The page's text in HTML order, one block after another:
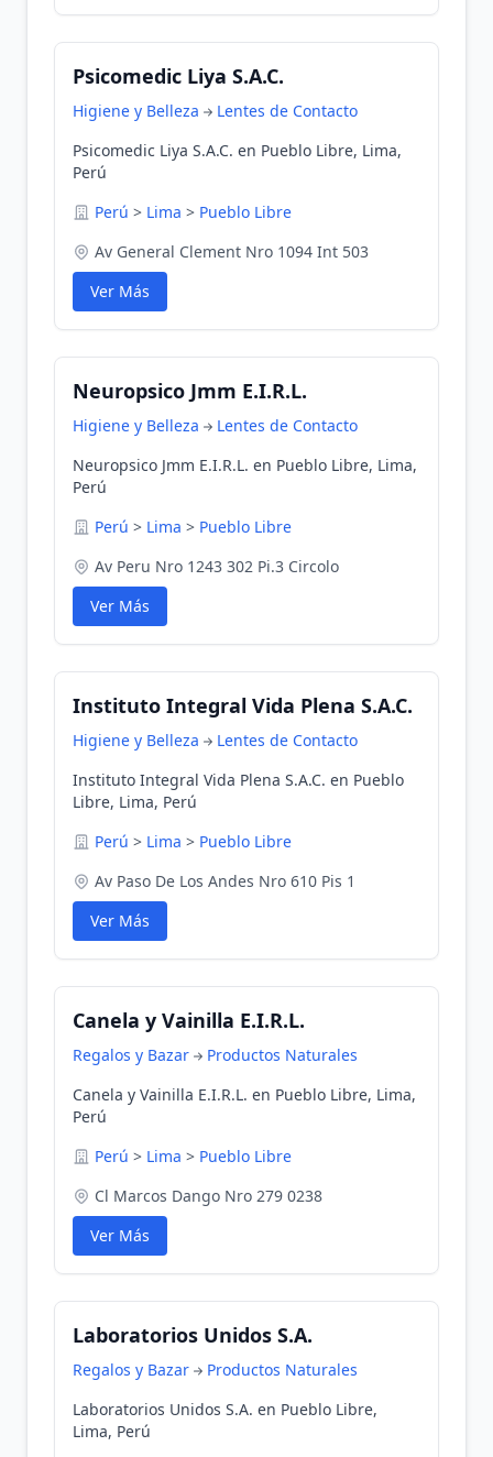
Psicomedic Liya S.A.C.
Higiene y Belleza
Lentes de Contacto
Psicomedic Liya S.A.C. en Pueblo Libre, Lima,
Perú
Perú > Lima > Pueblo Libre
Av General Clement Nro 1094 Int 503
Ver Más
Neuropsico Jmm E.I.R.L.
Higiene y Belleza
Lentes de Contacto
Neuropsico Jmm E.I.R.L. en Pueblo Libre, Lima,
Perú
Perú > Lima > Pueblo Libre
Av Peru Nro 1243 302 Pi.3 Circolo
Ver Más
Instituto Integral Vida Plena S.A.C.
Higiene y Belleza
Lentes de Contacto
Instituto Integral Vida Plena S.A.C. en Pueblo
Libre, Lima, Perú
Perú > Lima > Pueblo Libre
Av Paso De Los Andes Nro 610 Pis 1
Ver Más
Canela y Vainilla E.I.R.L.
Regalos y Bazar
Productos Naturales
Canela y Vainilla E.I.R.L. en Pueblo Libre, Lima,
Perú
Perú > Lima > Pueblo Libre
Cl Marcos Dango Nro 279 0238
Ver Más
Laboratorios Unidos S.A.
Regalos y Bazar
Productos Naturales
Laboratorios Unidos S.A. en Pueblo Libre,
Lima, Perú